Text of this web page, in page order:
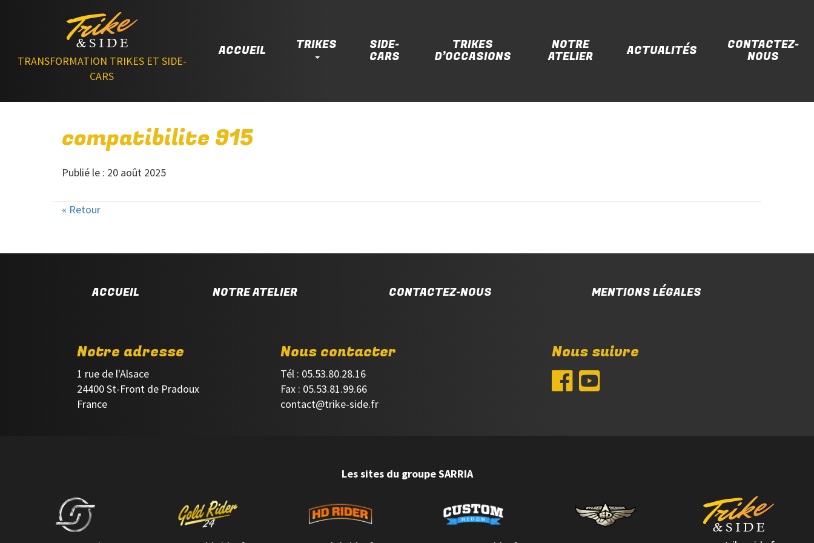
TRANSFORMATION TRIKES ET SIDE-
CARS
ACCUEIL TRIKES SIDE-
CARS
TRIKES
D’OCCASIONS
NOTRE
ATELIER ACTUALITÉS CONTACTEZ-
NOUS
compatibilite 915
Publié le : 20 août 2025
« Retour
ACCUEIL NOTRE ATELIER CONTACTEZ-NOUS MENTIONS LÉGALES
Notre adresse
1 rue de l'Alsace
24400 St-Front de Pradoux
France
Nous contacter
Tél : 05.53.80.28.16
Fax : 05.53.81.99.66
contact@trike-side.fr
Nous suivre
Les sites du groupe SARRIA